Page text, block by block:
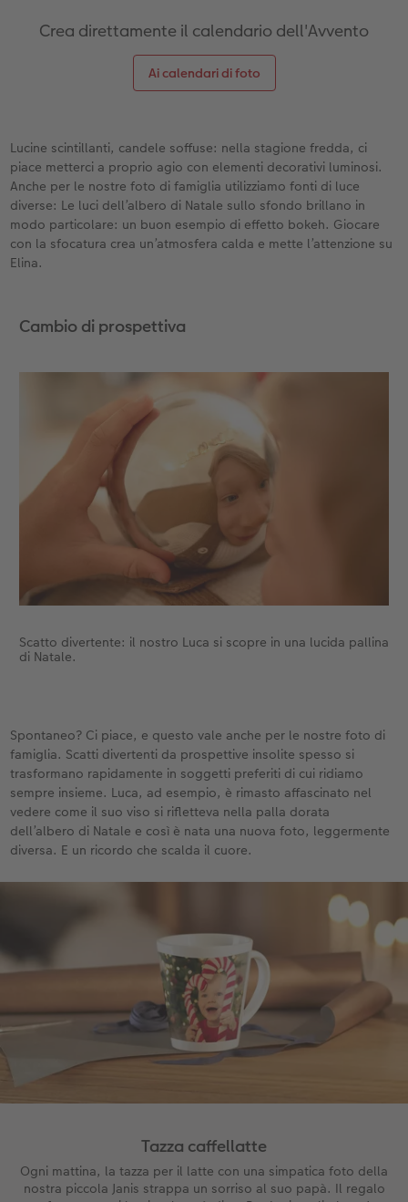
Crea direttamente il calendario dell'Avvento
Ai calendari di foto
Lucine scintillanti, candele soffuse: nella stagione fredda, ci
piace metterci a proprio agio con elementi decorativi luminosi.
Anche per le nostre foto di famiglia utilizziamo fonti di luce
diverse: Le luci dell’albero di Natale sullo sfondo brillano in
modo particolare: un buon esempio di effetto bokeh. Giocare
con la sfocatura crea un’atmosfera calda e mette l’attenzione su
Elina.
Cambio di prospettiva
Scatto divertente: il nostro Luca si scopre in una lucida pallina
di Natale.
Spontaneo? Ci piace, e questo vale anche per le nostre foto di
famiglia. Scatti divertenti da prospettive insolite spesso si
trasformano rapidamente in soggetti preferiti di cui ridiamo
sempre insieme. Luca, ad esempio, è rimasto affascinato nel
vedere come il suo viso si rifletteva nella palla dorata
dell’albero di Natale e così è nata una nuova foto, leggermente
diversa. E un ricordo che scalda il cuore.
Tazza caffellatte
Ogni mattina, la tazza per il latte con una simpatica foto della
nostra piccola Janis strappa un sorriso al suo papà. Il regalo